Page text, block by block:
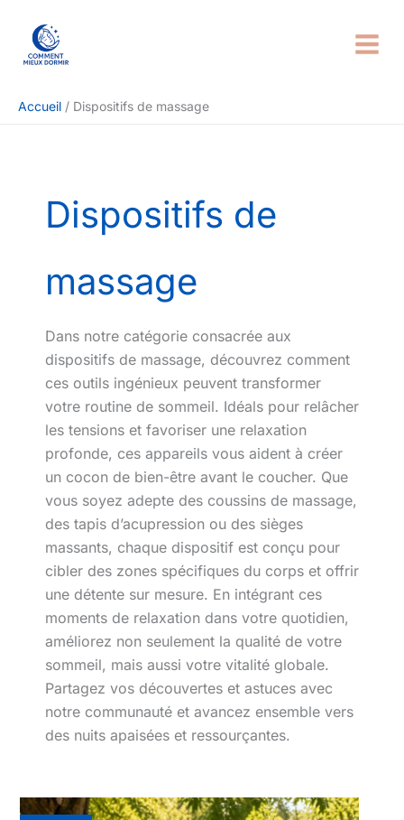
contenu
Accueil Dispositifs de massage
Dispositifs de
massage
Dans notre catégorie consacrée aux
dispositifs de massage, découvrez comment
ces outils ingénieux peuvent transformer
votre routine de sommeil. Idéals pour relâcher
les tensions et favoriser une relaxation
profonde, ces appareils vous aident à créer
un cocon de bien-être avant le coucher. Que
vous soyez adepte des coussins de massage,
des tapis d’acupression ou des sièges
massants, chaque dispositif est conçu pour
cibler des zones spécifiques du corps et offrir
une détente sur mesure. En intégrant ces
moments de relaxation dans votre quotidien,
améliorez non seulement la qualité de votre
sommeil, mais aussi votre vitalité globale.
Partagez vos découvertes et astuces avec
notre communauté et avancez ensemble vers
des nuits apaisées et ressourçantes.